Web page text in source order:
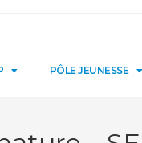
PÔLE JEUNESSE